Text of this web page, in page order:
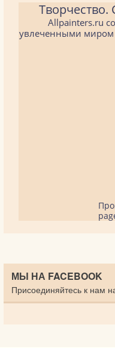
Allpainters.ru
увлеченными миром
МЫ НА FACEBOOK
Присоединяйтесь к нам